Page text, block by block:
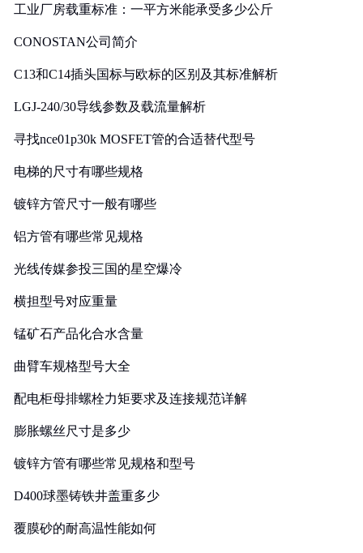
工业厂房载重标准：一平方米能承受多少公斤
CONOSTAN公司简介
C13和C14插头国标与欧标的区别及其标准解析
LGJ-240/30导线参数及载流量解析
寻找nce01p30k MOSFET管的合适替代型号
电梯的尺寸有哪些规格
镀锌方管尺寸一般有哪些
铝方管有哪些常见规格
光线传媒参投三国的星空爆冷
横担型号对应重量
锰矿石产品化合水含量
曲臂车规格型号大全
配电柜母排螺栓力矩要求及连接规范详解
膨胀螺丝尺寸是多少
镀锌方管有哪些常见规格和型号
D400球墨铸铁井盖重多少
覆膜砂的耐高温性能如何